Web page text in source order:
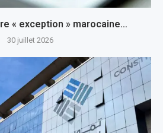
« exception » marocaine…
30 juillet 2026